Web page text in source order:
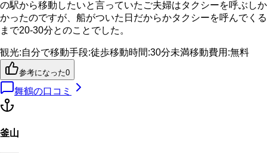
の駅から移動したいと言っていたご夫婦はタクシーを呼ぶしか
かったのですが、船がついた日だからかタクシーを呼んでくる
まで20-30分とのことでした。
観光:自分で移動手段:徒歩移動時間:30分未満移動費用 :無料
参考になった0
舞鶴の口コミ
釜山